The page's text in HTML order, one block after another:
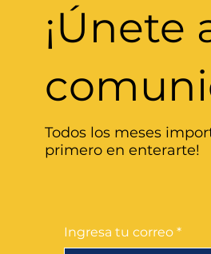
Ingresa tu correo *
Todos los meses
primero en enterarte!
¡Únete